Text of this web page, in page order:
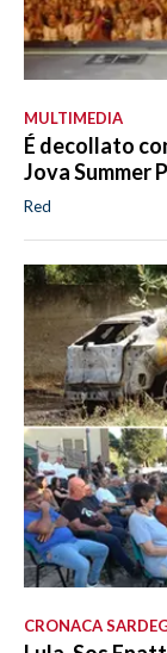
MULTIMEDIA
É decollato
Jova Summer
Red
CRONACA